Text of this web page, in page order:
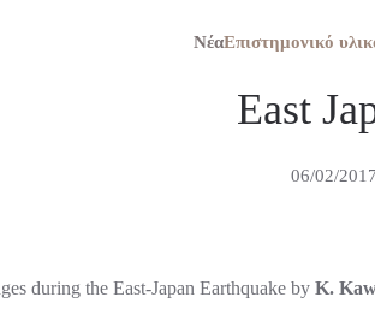
ΝέαΕπιστημονικό
East
06/02/2017
during the East-Japan Earthquake by K.